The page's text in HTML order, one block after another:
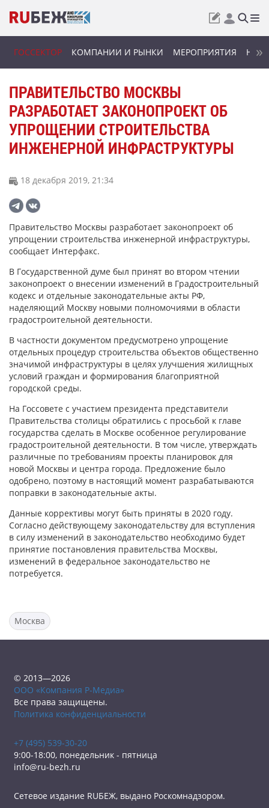
ГОССЕКТОР КОМПАНИИ И РЫНКИ МЕРОПРИЯТИЯ
ПРАВИТЕЛЬСТВО МОСКВЫ
РАЗРАБОТАЕТ ЗАКОНОПРОЕКТ ОБ
УПРОЩЕНИИ СТРОИТЕЛЬСТВА
ИНЖЕНЕРНОЙ ИНФРАСТРУКТУРЫ
18 декабря 2019, 21:34
Правительство Москвы разработает законопроект об
упрощении строительства инженерной инфраструктуры,
сообщает Интерфакс.
В Государственной думе был принят во втором чтении
законопроект о внесении изменений в Градостроительный
кодекс и отдельные законодательные акты РФ,
наделяющий Москву новыми полномочиями в области
градостроительной деятельности.
В частности документом предусмотрено упрощение
отдельных процедур строительства объектов общественно
значимой инфраструктуры в целях улучшения жилищных
условий граждан и формирования благоприятной
городской среды.
На Госсовете с участием президента представители
Правительства столицы обратились с просьбой к главе
государства сделать в Москве особенное регулирование
градостроительной деятельности. В том числе, утверждать
различные по требованиям проекты планировок для
новой Москвы и центра города. Предложение было
одобрено, поэтому в настоящий момент разрабатываются
поправки в законодательные акты.
Данные коррективы могут быть приняты в 2020 году.
Согласно действующему законодательству для вступления
в силу изменений в законодательство необходимо будет
принятие постановления правительства Москвы,
изменений в федеральное законодательство не
потребуется.
Москва
© 2013—2026
ООО «Компания Р-Медиа»
Все права защищены.
Политика конфиденциальности
+7 (495) 539-30-20
9:00-18:00, понедельник - пятница
info@ru-bezh.ru
Сетевое издание RUБЕЖ, выдано Роскомнадзором.